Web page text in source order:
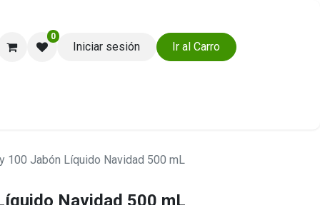
0
Iniciar sesión Ir al Carro
100 Jabón Líquido Navidad 500 mL
Navidad 500 mL